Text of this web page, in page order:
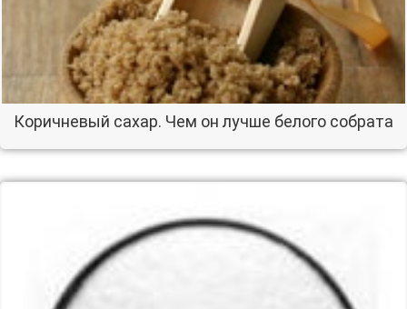
Коричневый сахар. Чем он лучше белого собрата